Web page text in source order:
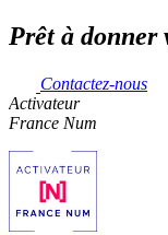
Prêt à
Contactez-nous
Activateur
France Num